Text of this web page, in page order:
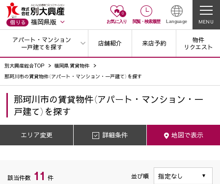
借りる 福岡県版
0
お気に入り 閲覧・ 検索履歴 Language MENU
アパート・マンション
一戸建てを探す
店舗紹介 来店予約
物件
リクエスト
別大興産総合TOP
福岡県 賃貸物件
那珂川市の賃貸物件（アパート・マンション・一戸建て）を探す
エリア変更 詳細条件 地図で表示
那珂川市の賃貸物件（アパート・マンション・一
戸建て）を探す
該当件数 11 件 並び順